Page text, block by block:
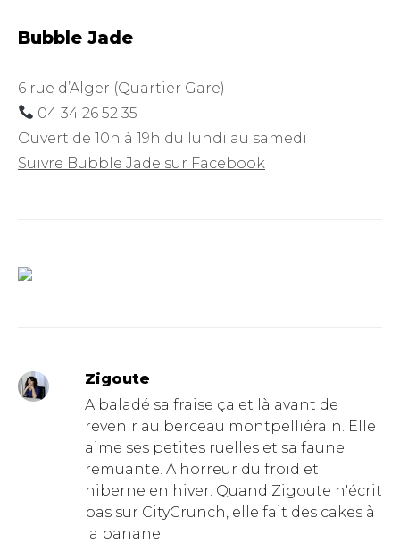
Bubble Jade
6 rue d’Alger (Quartier Gare)
04 34 26 52 35
Ouvert de 10h à 19h du lundi au samedi
Suivre Bubble Jade sur Facebook
Zigoute
A baladé sa fraise ça et là avant de
revenir au berceau montpelliérain. Elle
aime ses petites ruelles et sa faune
remuante. A horreur du froid et
hiberne en hiver. Quand Zigoute n'écrit
pas sur CityCrunch, elle fait des cakes à
la banane